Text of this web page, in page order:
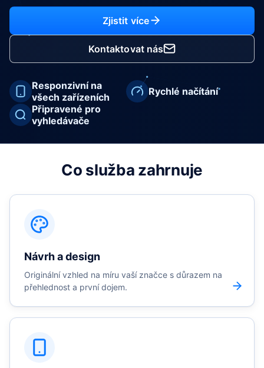
Zjistit více
Kontaktovat nás
Responzivní na
všech zařízeních
Rychlé načítání
Připravené pro
vyhledávače
Co služba zahrnuje
Návrh a design
Originální vzhled na míru vaší značce s důrazem na
přehlednost a první dojem.